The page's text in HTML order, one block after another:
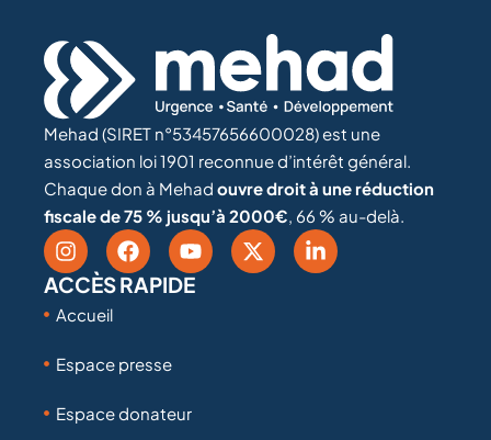
Mehad (SIRET n°53457656600028) est une
association loi 1901 reconnue d’intérêt général.
Chaque don à Mehad ouvre droit à une réduction
fiscale de 75 % jusqu’à 2000€, 66 % au-delà.
ACCÈS RAPIDE
Accueil
Espace presse
Espace donateur